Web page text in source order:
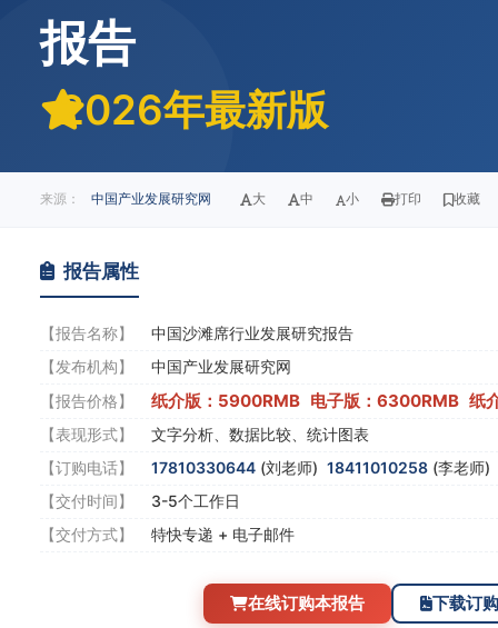
报告
2026年最新版
来源： 中国产业发展研究网 大 中 小 打印 收藏
报告属性
【报告名称】
中国沙滩席行业发展研究报告
【发布机构】
中国产业发展研究网
【报告价格】
纸介版：5900RMB 电子版：6300RMB 纸
【表现形式】
文字分析、数据比较、统计图表
【订购电话】
17810330644 (刘老师) 18411010258 (李老师)
【交付时间】
3-5个工作日
【交付方式】
特快专递 + 电子邮件
在线订购本报告 下载订